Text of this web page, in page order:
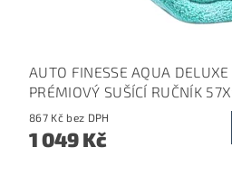
AUTO FINESSE AQUA
PRÉMIOVÝ SUŠÍCÍ RUČNÍK
867 Kč bez DPH
1 049 Kč